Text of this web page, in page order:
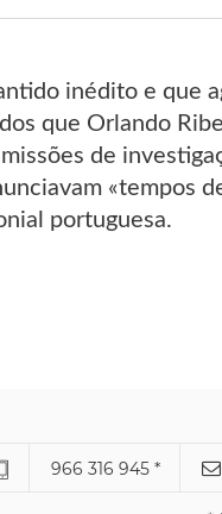
inédito e que
que Orlando
de
«tempos
portuguesa.
966 316 945 *